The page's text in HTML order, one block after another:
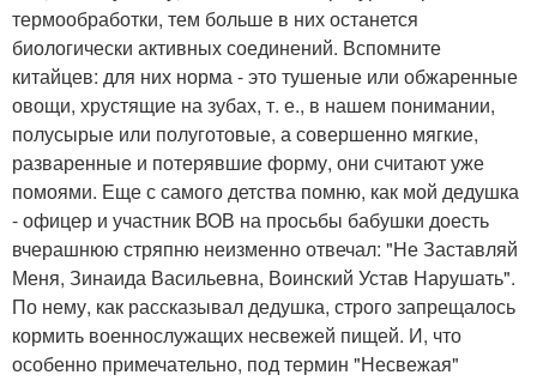
термообработки, тем больше в них останется
биологически активных соединений. Вспомните
китайцев: для них норма - это тушеные или обжаренные
овощи, хрустящие на зубах, т. е., в нашем понимании,
полусырые или полуготовые, а совершенно мягкие,
разваренные и потерявшие форму, они считают уже
помоями. Еще с самого детства помню, как мой дедушка
- офицер и участник ВОВ на просьбы бабушки доесть
вчерашнюю стряпню неизменно отвечал: "Не Заставляй
Меня, Зинаида Васильевна, Воинский Устав Нарушать".
По нему, как рассказывал дедушка, строго запрещалось
кормить военнослужащих несвежей пищей. И, что
особенно примечательно, под термин "Несвежая"